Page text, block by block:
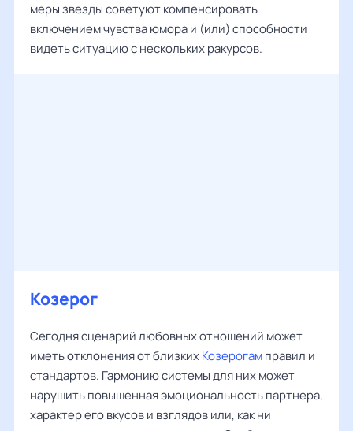
меры звезды советуют компенсировать
включением чувства юмора и (или) способности
видеть ситуацию с нескольких ракурсов.
Козерог
Сегодня сценарий любовных отношений может
иметь отклонения от близкихКозерогамправил и
стандартов. Гармонию системы для них может
нарушить повышенная эмоциональность партнера,
характер его вкусов и взглядов или, как ни